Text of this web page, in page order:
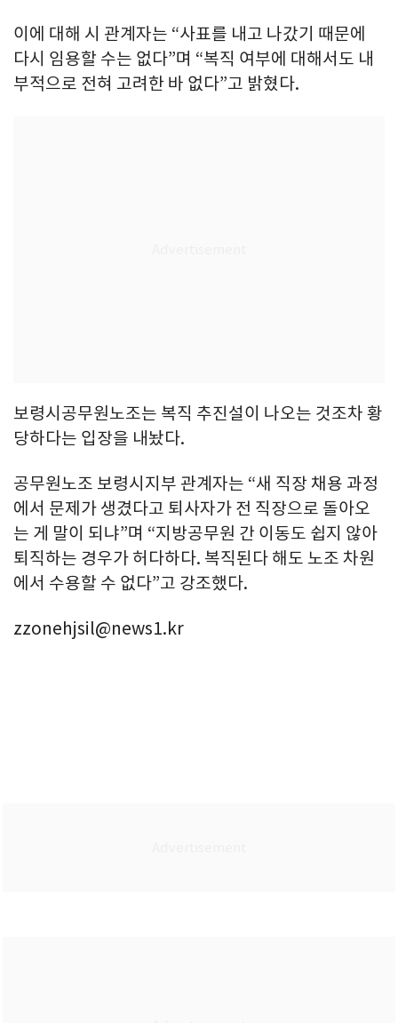
이에 대해 시 관계자는 “사표를 내고 나갔기 때문에
다시 임용할 수는 없다”며 “복직 여부에 대해서도 내
부적으로 전혀 고려한 바 없다”고 밝혔다.
보령시공무원노조는 복직 추진설이 나오는 것조차 황
당하다는 입장을 내놨다.
공무원노조 보령시지부 관계자는 “새 직장 채용 과정
에서 문제가 생겼다고 퇴사자가 전 직장으로 돌아오
는 게 말이 되냐”며 “지방공무원 간 이동도 쉽지 않아
퇴직하는 경우가 허다하다. 복직된다 해도 노조 차원
에서 수용할 수 없다”고 강조했다.
zzonehjsil@news1.kr